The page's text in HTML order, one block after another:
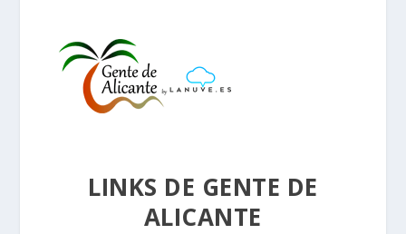
LINKS DE GENTE DE
ALICANTE